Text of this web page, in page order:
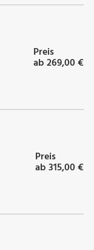
Preis
ab 269,00 €
Preis
ab 315,00 €